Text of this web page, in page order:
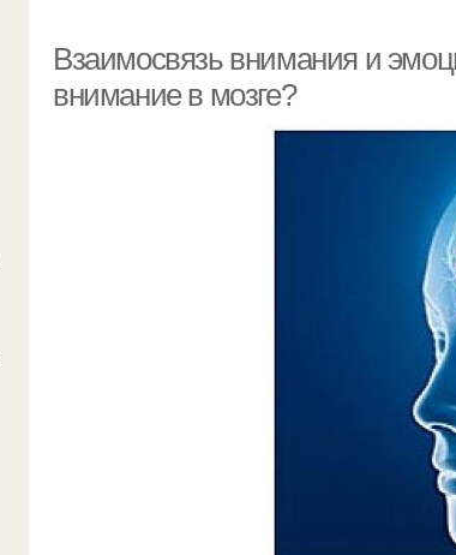
Взаимосвязь внимания и
внимание в мозге?